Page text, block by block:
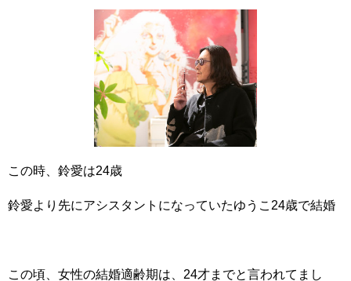
この時、鈴愛は24歳
鈴愛より先にアシスタントになっていたゆうこ24歳で結婚
この頃、女性の結婚適齢期は、24才までと言われてまし